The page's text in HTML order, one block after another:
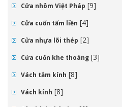
Cửa nhôm Việt Pháp [9]
Cửa cuốn tấm liền [4]
Cửa nhựa lõi thép [2]
Cửa cuốn khe thoáng [3]
Vách tắm kính [8]
Vách kính [8]